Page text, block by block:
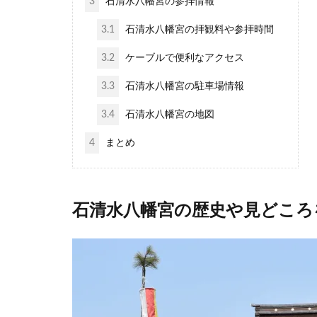
3.1 石清水八幡宮の拝観料や参拝時間
3.2 ケーブルで便利なアクセス
3.3 石清水八幡宮の駐車場情報
3.4 石清水八幡宮の地図
4 まとめ
石清水八幡宮の歴史や見どこ